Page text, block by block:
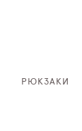
РЮКЗАКИ